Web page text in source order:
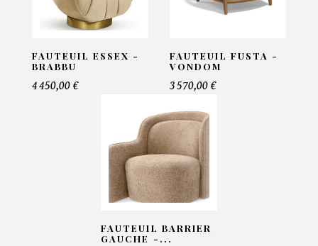
Telephone*
FAUTEUIL ESSEX -
BRABBU
4 450,00 €
FAUTEUIL FUSTA -
VONDOM
3 570,00 €
FAUTEUIL BARRIER
GAUCHE -...